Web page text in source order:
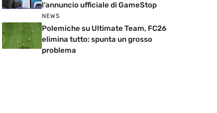
l’annuncio ufficiale di GameStop
NEWS
Polemiche su Ultimate Team, FC26
elimina tutto: spunta un grosso
problema